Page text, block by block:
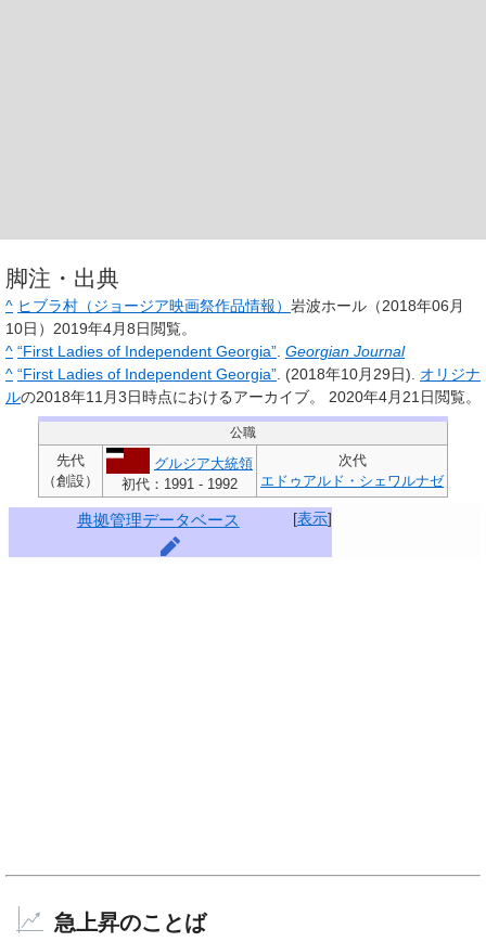
脚注・出典
^ ヒブラ村（ジョージア映画祭作品情報） 岩波ホール（2018年06月
10日）2019年4月8日閲覧。
^ “First Ladies of Independent Georgia” Georgian Journal
^ “First Ladies of Independent Georgia” . (2018年10月29日). オリジナ
ルの2018年11月3日時点におけるアーカイブ。 2020年4月21日閲覧。
公職
先代
（創設）
グルジア大統領
初代：1991 - 1992
次代
エドゥアルド・シェワルナゼ
[表示]
典拠管理データベース
急上昇のことば